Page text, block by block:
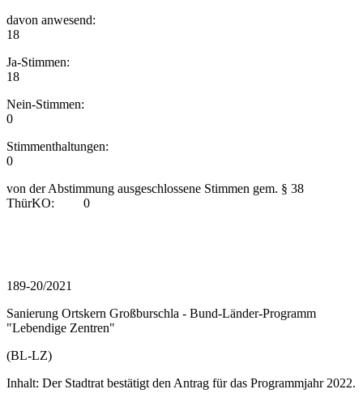
davon anwesend:
18
Ja-Stimmen:
18
Nein-Stimmen:
0
Stimmenthaltungen:
0
von der Abstimmung ausgeschlossene Stimmen gem. § 38
ThürKO: 0
189-20/2021
Sanierung Ortskern Großburschla - Bund-Länder-Programm
"Lebendige Zentren"
(BL-LZ)
Inhalt: Der Stadtrat bestätigt den Antrag für das Programmjahr 2022.